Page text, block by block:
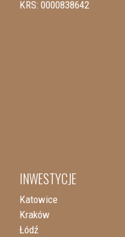
KRS: 0000838642
INWESTYCJE
Katowice
Kraków
Łódź